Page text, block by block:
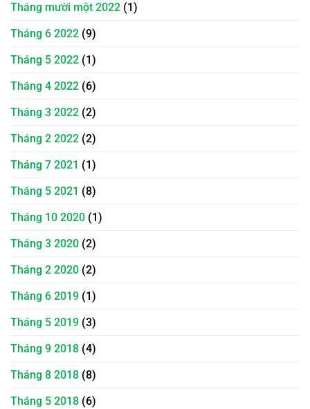
Tháng mười một 2022 (1)
Tháng 6 2022 (9)
Tháng 5 2022 (1)
Tháng 4 2022 (6)
Tháng 3 2022 (2)
Tháng 2 2022 (2)
Tháng 7 2021 (1)
Tháng 5 2021 (8)
Tháng 10 2020 (1)
Tháng 3 2020 (2)
Tháng 2 2020 (2)
Tháng 6 2019 (1)
Tháng 5 2019 (3)
Tháng 9 2018 (4)
Tháng 8 2018 (8)
Tháng 5 2018 (6)